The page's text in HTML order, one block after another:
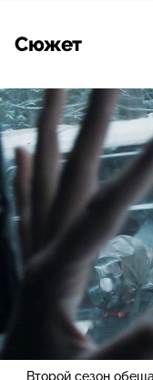
Сюжет
Второй сезон